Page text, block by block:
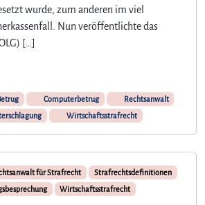
e
w
g
e
B
e
n
u
t
z
wurde, zum anderen im viel
Nun veröffentlichte das
[…]
Computerbetrug
Rechtsanwalt
Wirtschaftsstrafrecht
für Strafrecht
Strafrechtsdefinitionen
Wirtschaftsstrafrecht